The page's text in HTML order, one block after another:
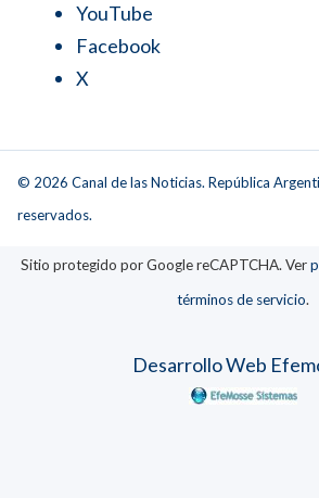
YouTube
Facebook
X
© 2026 Canal de las Noticias. República
reservados.
Sitio protegido por Google reCAPTCHA. Ver
términos de servicio.
Desarrollo Web